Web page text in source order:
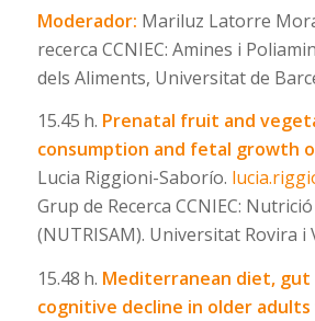
Moderador: Mariluz Latorre
recerca CCNIEC: Amines i
dels Aliments, Universitat de
15.45 h. Prenatal fruit and
consumption and fetal growth
Lucia Riggioni-Saborío.
Grup de Recerca CCNIEC:
(NUTRISAM). Universitat Rovira i
15.48 h. Mediterranean diet, gut
cognitive decline in older